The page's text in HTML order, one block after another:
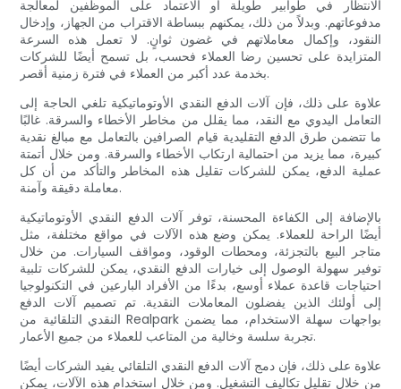
الانتظار في طوابير طويلة أو الاعتماد على الموظفين لمعالجة
مدفوعاتهم. وبدلاً من ذلك، يمكنهم ببساطة الاقتراب من الجهاز، وإدخال
النقود، وإكمال معاملاتهم في غضون ثوانٍ. لا تعمل هذه السرعة
المتزايدة على تحسين رضا العملاء فحسب، بل تسمح أيضًا للشركات
بخدمة عدد أكبر من العملاء في فترة زمنية أقصر.
علاوة على ذلك، فإن آلات الدفع النقدي الأوتوماتيكية تلغي الحاجة إلى
التعامل اليدوي مع النقد، مما يقلل من مخاطر الأخطاء والسرقة. غالبًا
ما تتضمن طرق الدفع التقليدية قيام الصرافين بالتعامل مع مبالغ نقدية
كبيرة، مما يزيد من احتمالية ارتكاب الأخطاء والسرقة. ومن خلال أتمتة
عملية الدفع، يمكن للشركات تقليل هذه المخاطر والتأكد من أن كل
معاملة دقيقة وآمنة.
بالإضافة إلى الكفاءة المحسنة، توفر آلات الدفع النقدي الأوتوماتيكية
أيضًا الراحة للعملاء. يمكن وضع هذه الآلات في مواقع مختلفة، مثل
متاجر البيع بالتجزئة، ومحطات الوقود، ومواقف السيارات. من خلال
توفير سهولة الوصول إلى خيارات الدفع النقدي، يمكن للشركات تلبية
احتياجات قاعدة عملاء أوسع، بدءًا من الأفراد البارعين في التكنولوجيا
إلى أولئك الذين يفضلون المعاملات النقدية. تم تصميم آلات الدفع
النقدي التلقائية من Realpark بواجهات سهلة الاستخدام، مما يضمن
تجربة سلسة وخالية من المتاعب للعملاء من جميع الأعمار.
علاوة على ذلك، فإن دمج آلات الدفع النقدي التلقائي يفيد الشركات أيضًا
من خلال تقليل تكاليف التشغيل. ومن خلال استخدام هذه الآلات، يمكن